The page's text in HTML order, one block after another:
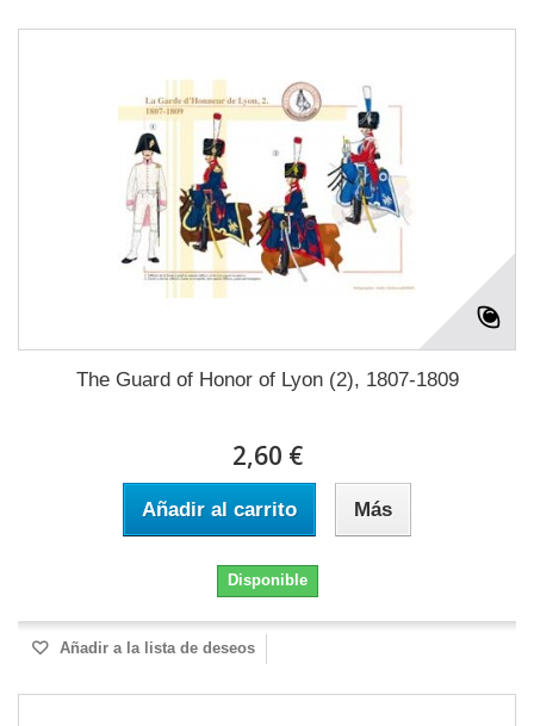
The Guard of Honor of Lyon (2), 1807-1809
2,60 €
Añadir al carrito Más
Disponible
Añadir a la lista de deseos